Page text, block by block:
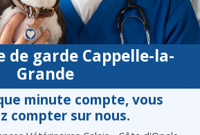
garde Cappelle-la-
Grande
minute compte, vous
compter sur nous.